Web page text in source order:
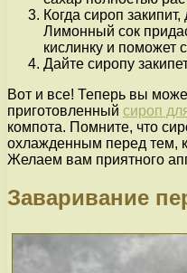
Когда сироп
Лимонный сок
кислинку и поможет
Дайте сиропу
Вот и все! Теперь вы
приготовленный сироп
компота. Помните, что
охлажденным перед тем,
Желаем вам приятного
Заваривание